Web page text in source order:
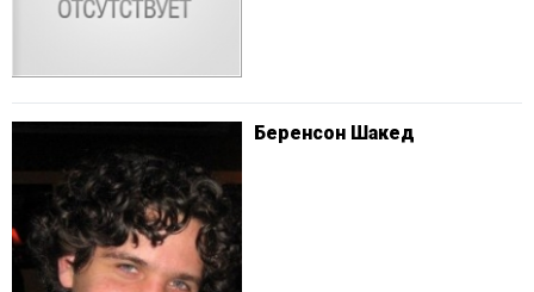
Беренсон Шакед